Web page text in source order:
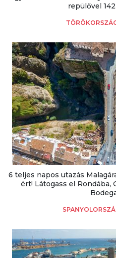
repülővel
6 teljes napos utazás
ért! Látogass el Rondába,